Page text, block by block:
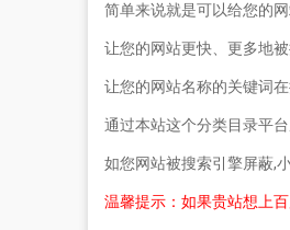
简单来说就是可以给您的
让您的网站更快、更多地
让您的网站名称的关键词
通过本站这个分类目录平
如您网站被搜索引擎屏蔽,
温馨提示：如果贵站想上